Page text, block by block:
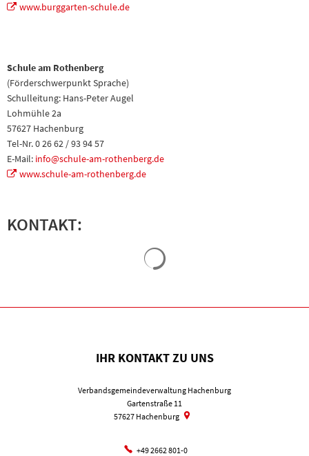
www.burggarten-schule.de
Schule am Rothenberg
(Förderschwerpunkt Sprache)
Schulleitung: Hans-Peter Augel
Lohmühle 2a
57627 Hachenburg
Tel-Nr. 0 26 62 / 93 94 57
E-Mail: info@schule-am-rothenberg.de
www.schule-am-rothenberg.de
KONTAKT:
IHR KONTAKT ZU UNS
Verbandsgemeindeverwaltung Hachenburg
Gartenstraße 11
57627 Hachenburg
+49 2662 801-0